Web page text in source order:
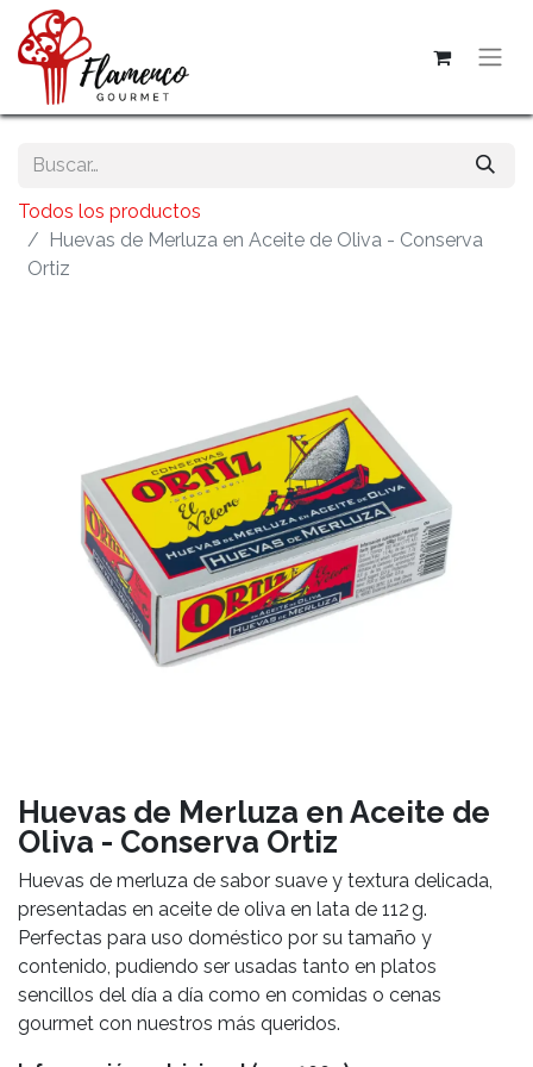
Todos los productos
Huevas de Merluza en Aceite de Oliva - Conserva
Ortiz
Huevas de Merluza en Aceite de
Oliva - Conserva Ortiz
Huevas de merluza de sabor suave y textura delicada,
presentadas en aceite de oliva en lata de 112 g.
Perfectas para uso doméstico por su tamaño y
contenido, pudiendo ser usadas tanto en platos
sencillos del día a día como en comidas o cenas
gourmet con nuestros más queridos.